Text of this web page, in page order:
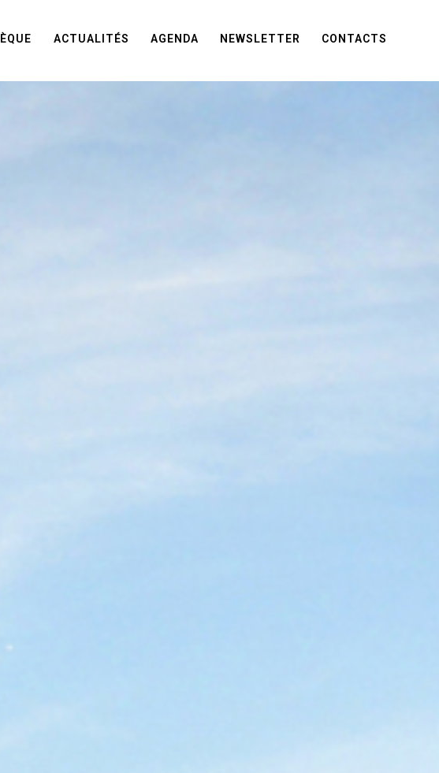
ACTUALITÉS AGENDA NEWSLETTER CONTACTS